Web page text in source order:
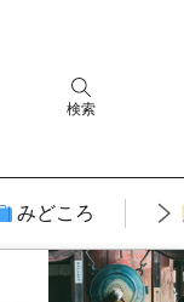
検索
みどころ